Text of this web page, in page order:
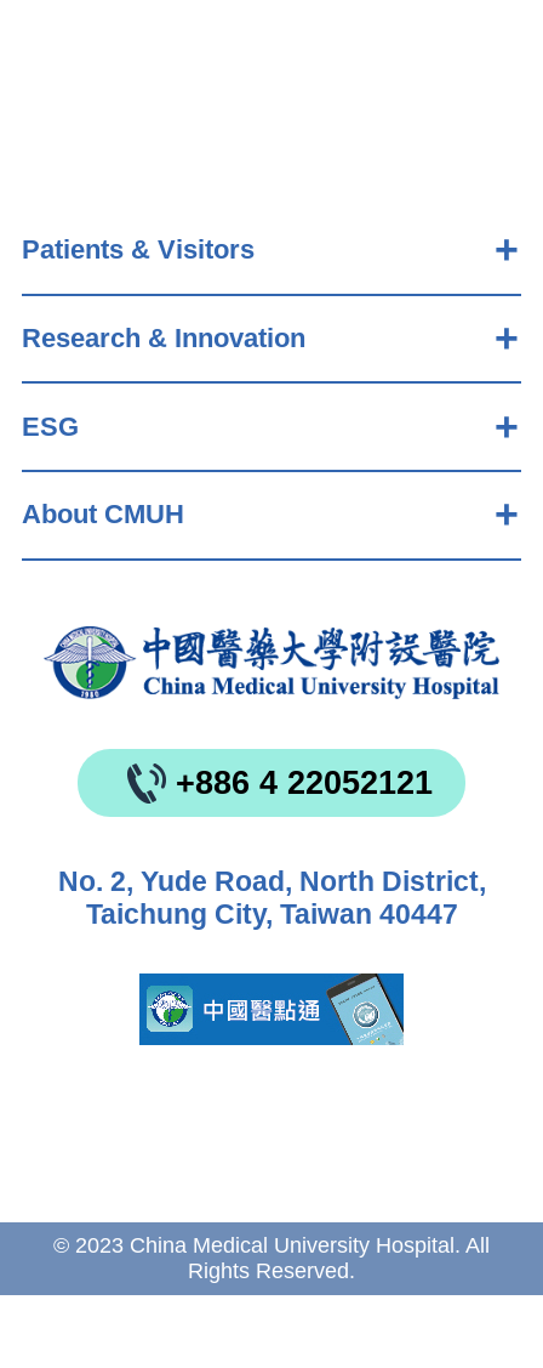
Patients & Visitors
Research & Innovation
ESG
About CMUH
+886 4 22052121
No. 2, Yude Road, North District,
Taichung City, Taiwan 40447
© 2023 China Medical University Hospital. All
Rights Reserved.